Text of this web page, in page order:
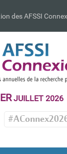
des AFSSI
JUILLET 2026